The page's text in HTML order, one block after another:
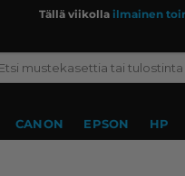
Tällä viikolla ilmainen
CANON EPSON HP